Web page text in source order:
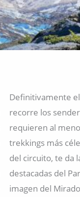
Definitivamente
recorre los
requieren al
trekkings más
del circuito, te da
destacadas del
imagen del